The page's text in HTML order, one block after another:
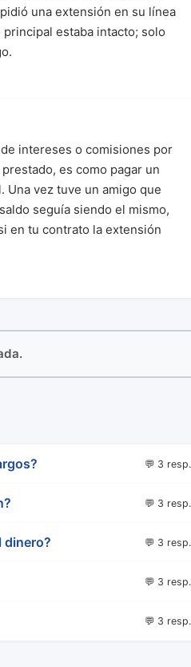
una extensión en su línea
estaba intacto; solo
intereses o comisiones por
es como pagar un
vez tuve un amigo que
seguía siendo el mismo,
en tu contrato la extensión
💬 3 resp.
💬 3 resp.
dinero? 💬 3 resp.
💬 3 resp.
💬 3 resp.